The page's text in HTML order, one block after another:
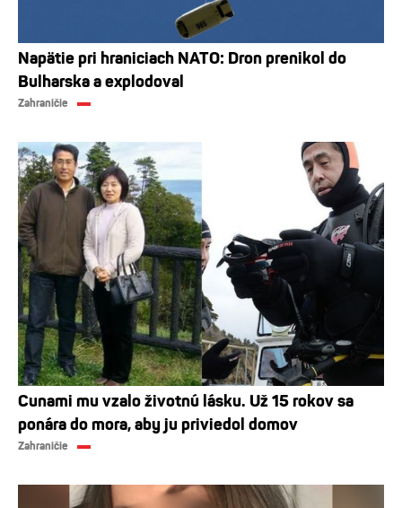
Napätie pri hraniciach NATO: Dron prenikol do
Bulharska a explodoval
Zahraničie
Cunami mu vzalo životnú lásku. Už 15 rokov sa
ponára do mora, aby ju priviedol domov
Zahraničie